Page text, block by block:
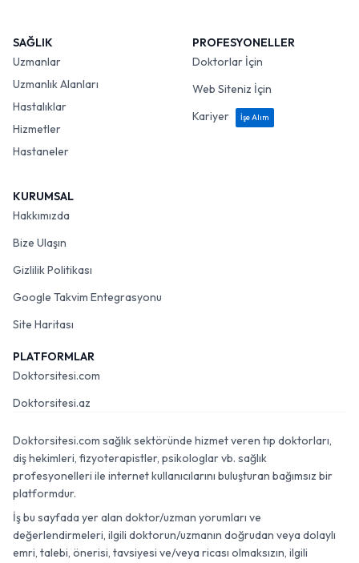
SAĞLIK
Uzmanlar
Uzmanlık Alanları
Hastalıklar
Hizmetler
Hastaneler
PROFESYONELLER
Doktorlar İçin
Web Siteniz İçin
Kariyer
İşe Alım
KURUMSAL
Hakkımızda
Bize Ulaşın
Gizlilik Politikası
Google Takvim Entegrasyonu
Site Haritası
PLATFORMLAR
Doktorsitesi.com
Doktorsitesi.az
Doktorsitesi.com sağlık sektöründe hizmet veren tıp doktorları,
diş hekimleri, fizyoterapistler, psikologlar vb. sağlık
profesyonelleri ile internet kullanıcılarını buluşturan bağımsız bir
platformdur.
İş bu sayfada yer alan doktor/uzman yorumları ve
değerlendirmeleri, ilgili doktorun/uzmanın doğrudan veya dolaylı
emri, talebi, önerisi, tavsiyesi ve/veya ricası olmaksızın, ilgili